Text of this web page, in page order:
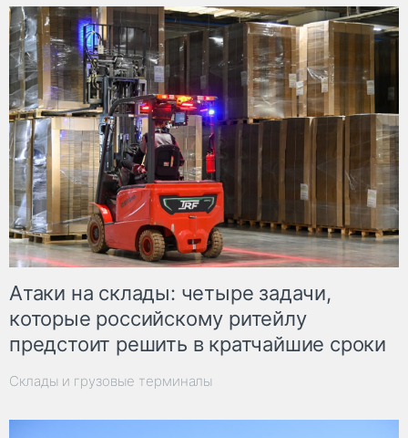
Атаки на склады: четыре задачи,
которые российскому ритейлу
предстоит решить в кратчайшие сроки
Склады и грузовые терминалы